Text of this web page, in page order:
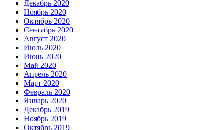
Декабрь 2020
Ноябрь 2020
Октябрь 2020
Сентябрь 2020
Август 2020
Июль 2020
Июнь 2020
Май 2020
Апрель 2020
Март 2020
Февраль 2020
Январь 2020
Декабрь 2019
Ноябрь 2019
Октябрь 2019